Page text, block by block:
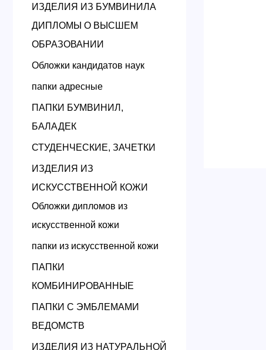
ИЗДЕЛИЯ ИЗ БУМВИНИЛА
ДИПЛОМЫ О ВЫСШЕМ
ОБРАЗОВАНИИ
Обложки кандидатов наук
папки адресные
ПАПКИ БУМВИНИЛ,
БАЛАДЕК
СТУДЕНЧЕСКИЕ, ЗАЧЕТКИ
ИЗДЕЛИЯ ИЗ
ИСКУССТВЕННОЙ КОЖИ
Обложки дипломов из
искусственной кожи
папки из искусственной кожи
ПАПКИ
КОМБИНИРОВАННЫЕ
ПАПКИ С ЭМБЛЕМАМИ
ВЕДОМСТВ
ИЗДЕЛИЯ ИЗ НАТУРАЛЬНОЙ